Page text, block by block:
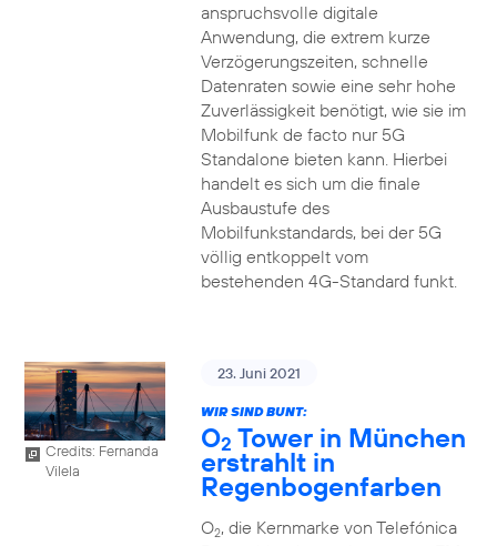
anspruchsvolle digitale
Anwendung, die extrem kurze
Verzögerungszeiten, schnelle
Datenraten sowie eine sehr hohe
Zuverlässigkeit benötigt, wie sie im
Mobilfunk de facto nur 5G
Standalone bieten kann. Hierbei
handelt es sich um die finale
Ausbaustufe des
Mobilfunkstandards, bei der 5G
völlig entkoppelt vom
bestehenden 4G-Standard funkt.
Credits: Fernanda
Vilela
23. Juni 2021
WIR SIND BUNT:
O2 Tower in München
erstrahlt in
Regenbogenfarben
O2, die Kernmarke von Telefónica